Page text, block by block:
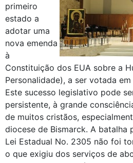
primeiro
estado a
adotar uma
nova emenda
à
Constituição dos EUA sobre a
Personalidade), a ser votada
Este sucesso legislativo pode
persistente, à grande
de muitos cristãos,
diocese de Bismarck. A batalha
Lei Estadual No. 2305 não foi
o que exigiu dos serviços de